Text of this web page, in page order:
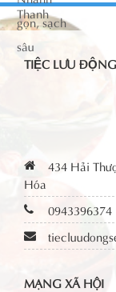
TIỆC LƯU
434 Hải
Hóa
0943396374
MẠNG XÃ HỘI